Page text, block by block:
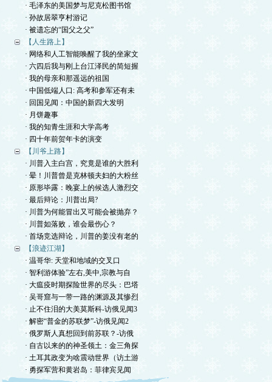
· 毛泽东的美国梦与尼克松图书馆
· 孙故居翠亨村游记
· 被遗忘的“国父之父”
【人生路上】
· 网络和人工智能唤醒了我的坐家文
· 六四后我与刚上台江泽民的简短握
· 我的母亲和那遥远的祖国
· 中国低端人口: 高考和参军还有未
· 回国见闻：中国的新四大发明
· 月饼趣事
· 我的知青生涯和大学高考
· 四十年前贺年卡的演变
【川爷上路】
· 川普入主白宫，究竟是谁的大胜利
· 晕！川普曾是克林顿夫妇的大粉丝
· 原形毕露：晚宴上的候选人激烈交
· 最后辩论：川普出局?
· 川普为何能冒出又可能会被抛弃？
· 川普如落败，谁会最伤心？
· 首场竞选辩论，川普的姜没有老的
【浪迹江湖】
· 温哥华: 天堂和地域的交叉口
· 智利游体验”左右,美中,宗教与自
· 大瘟疫时期探险世界的尽头：巴塔
· 吴哥窟与一带一路的渊源及其惨烈
· 止不住泪的大美莫斯科-访俄见闻3
· 解密“普金的苏联梦”-访俄见闻2
· 俄罗斯人真想回到前苏联？-访俄
· 自古以来的的神圣领土：金三角探
· 土耳其政变为啥震动世界（访土游
· 勇探军营和黄岩岛：菲律宾见闻